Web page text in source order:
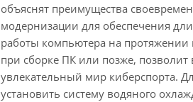
объяснят преимущества
модернизации для обеспечения
работы компьютера на протяжении
при сборке ПК или позже, позволит
увлекательный мир киберспорта.
установить систему водяного